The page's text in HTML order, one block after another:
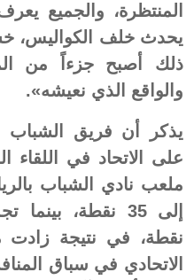
المنتظرة، والجميع
يحدث خلف الكواليس،
ذلك أصبح جزءاً من
والواقع الذي نعيشه».
يذكر أن فريق الشباب
على الاتحاد في اللقاء
ملعب نادي الشباب
نقطة، في نتيجة
الاتحادي في سباق